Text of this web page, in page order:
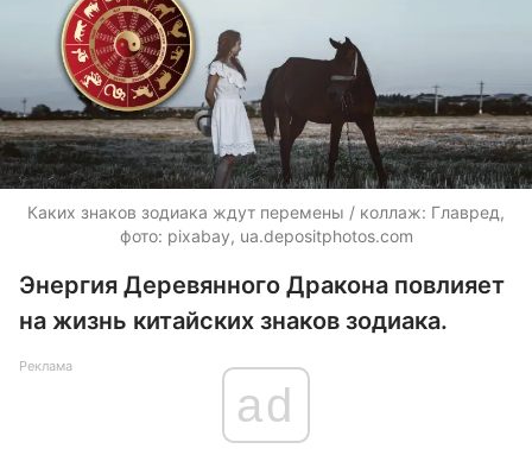
Каких знаков зодиака ждут перемены / коллаж: Главред,
фото: pixabay, ua.depositphotos.com
Энергия Деревянного Дракона повлияет
на жизнь китайских знаков зодиака.
Реклама
ad